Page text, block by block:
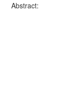
Abstract: